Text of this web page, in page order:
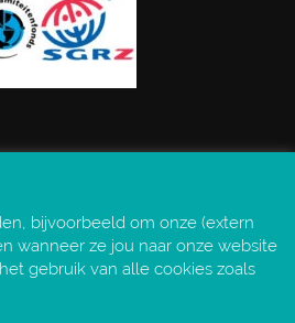
bijvoorbeeld om onze (extern
wanneer ze jou naar onze website
gebruik van alle cookies zoals